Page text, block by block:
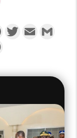
FacebookTwitterEmail